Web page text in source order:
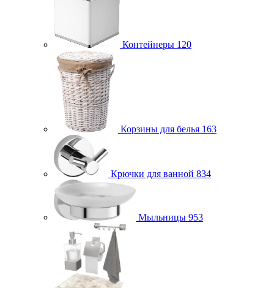
Контейнеры 120
Корзины для белья 163
Крючки для ванной 834
Мыльницы 953